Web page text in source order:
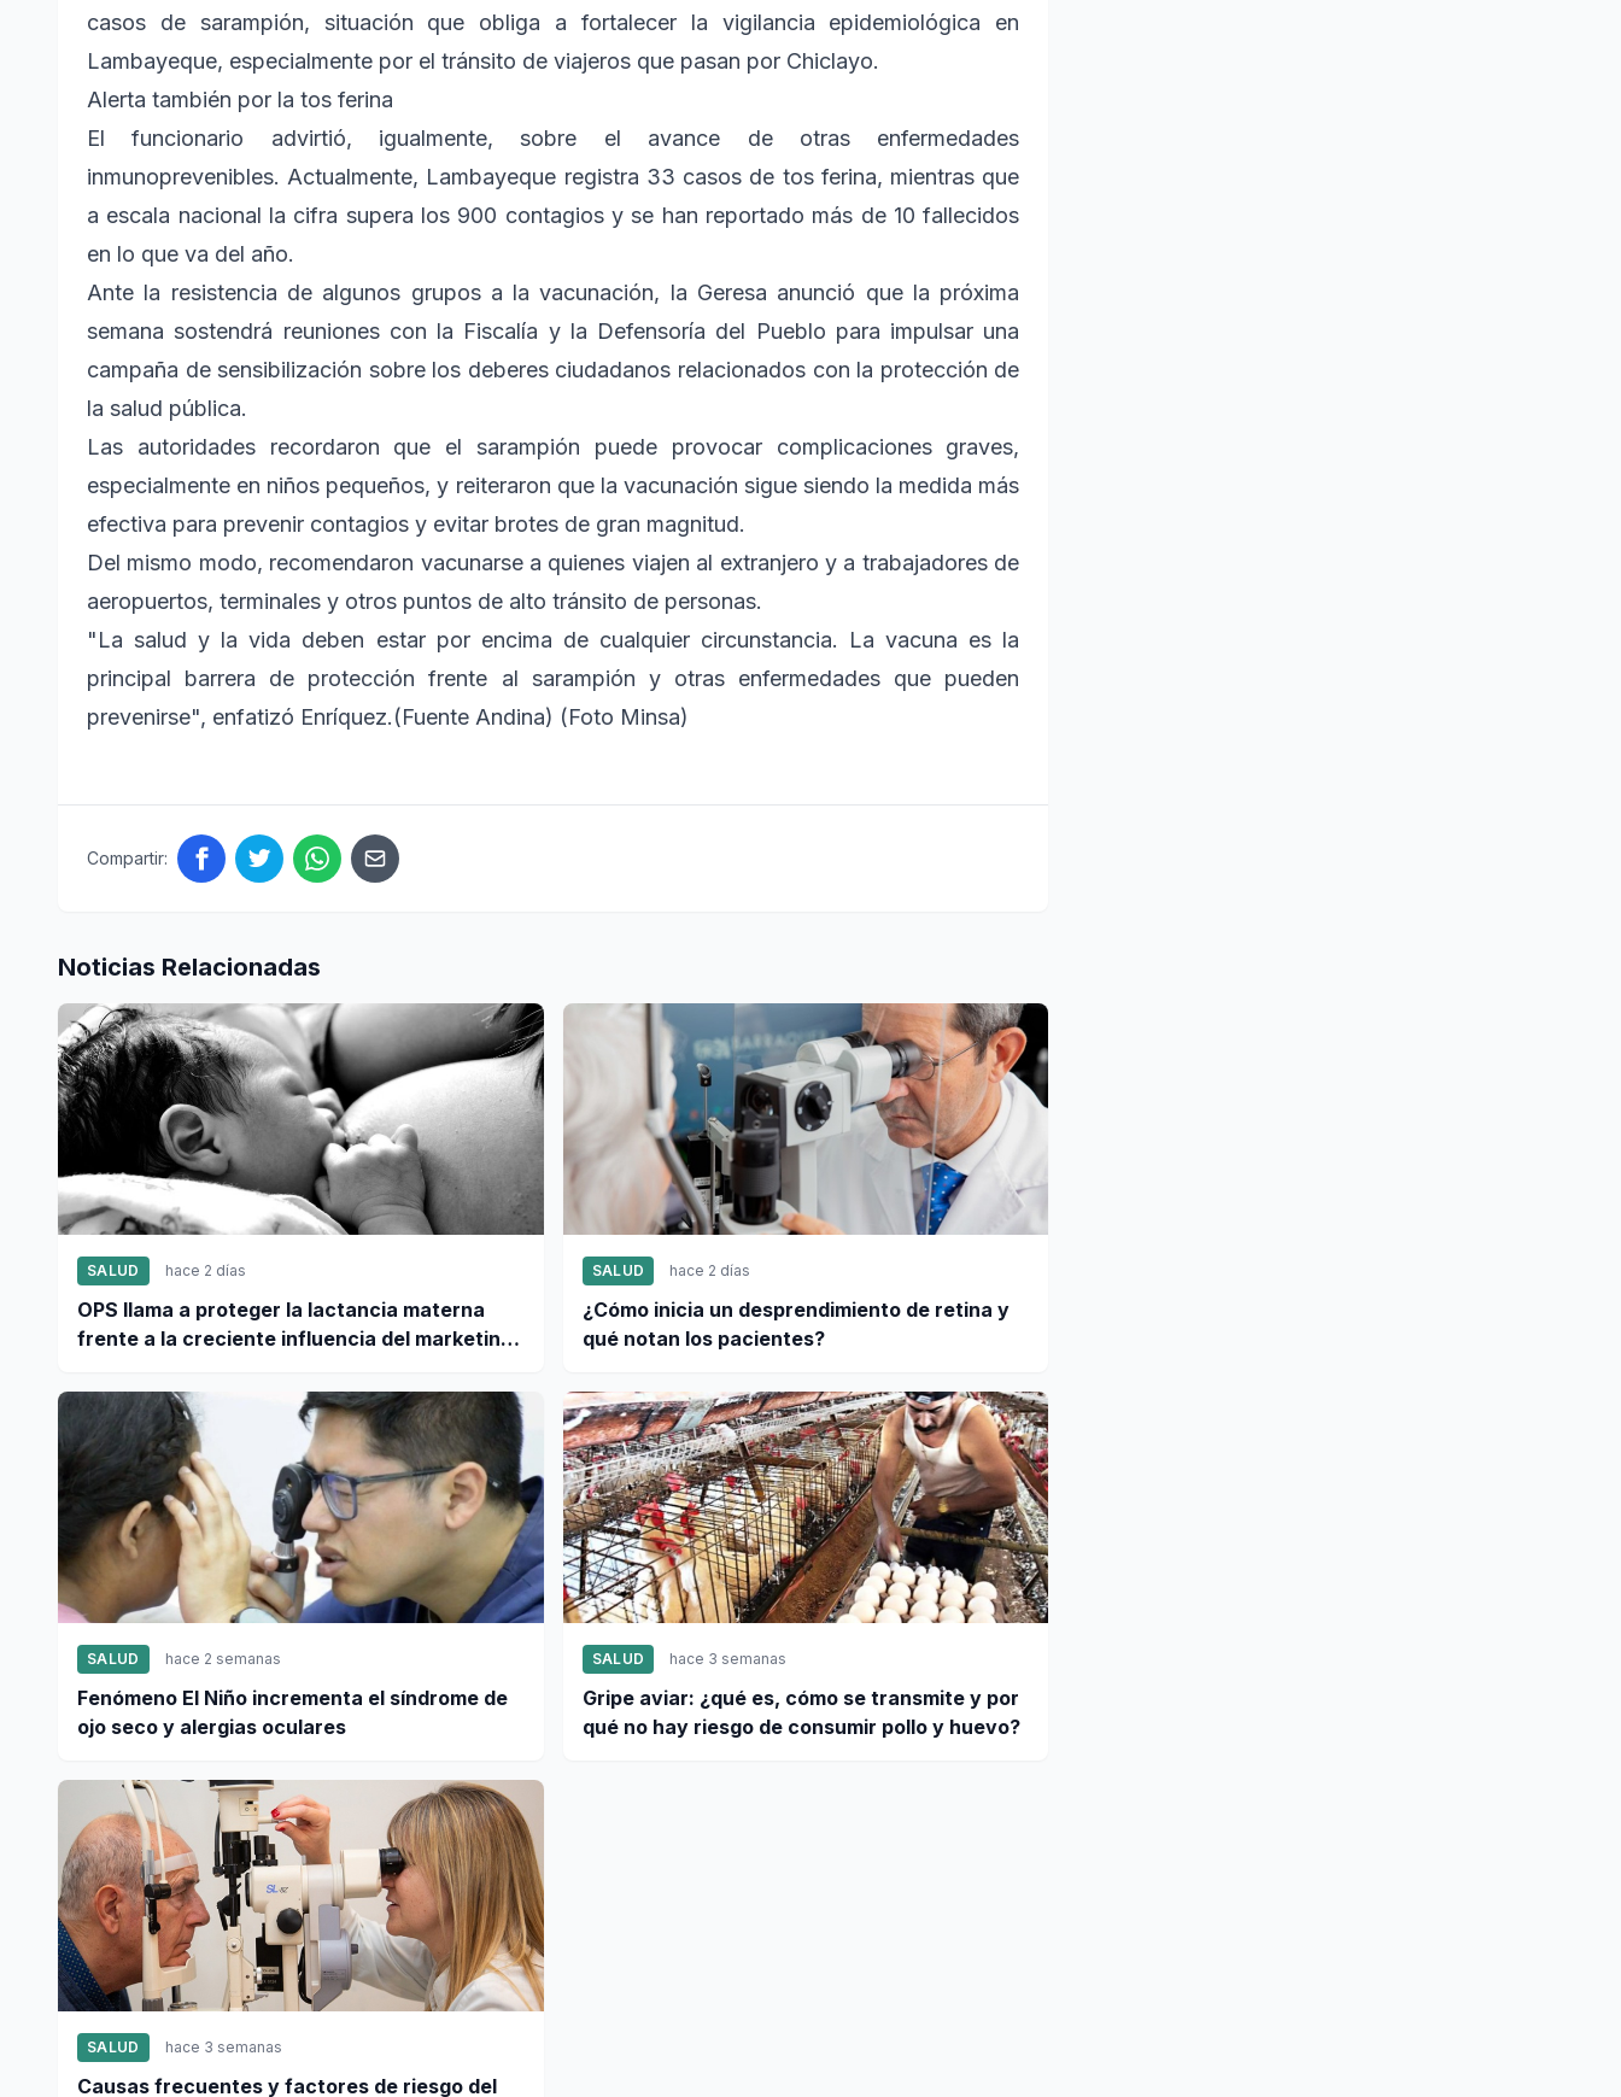
casos de sarampión, situación que obliga a fortalecer la vigilancia epidemiológica en
Lambayeque, especialmente por el tránsito de viajeros que pasan por Chiclayo.
Alerta también por la tos ferina
El funcionario advirtió, igualmente, sobre el avance de otras enfermedades
inmunoprevenibles. Actualmente, Lambayeque registra 33 casos de tos ferina, mientras que
a escala nacional la cifra supera los 900 contagios y se han reportado más de 10 fallecidos
en lo que va del año.
Ante la resistencia de algunos grupos a la vacunación, la Geresa anunció que la próxima
semana sostendrá reuniones con la Fiscalía y la Defensoría del Pueblo para impulsar una
campaña de sensibilización sobre los deberes ciudadanos relacionados con la protección de
la salud pública.
Las autoridades recordaron que el sarampión puede provocar complicaciones graves,
especialmente en niños pequeños, y reiteraron que la vacunación sigue siendo la medida más
efectiva para prevenir contagios y evitar brotes de gran magnitud.
Del mismo modo, recomendaron vacunarse a quienes viajen al extranjero y a trabajadores de
aeropuertos, terminales y otros puntos de alto tránsito de personas.
"La salud y la vida deben estar por encima de cualquier circunstancia. La vacuna es la
principal barrera de protección frente al sarampión y otras enfermedades que pueden
prevenirse", enfatizó Enríquez.(Fuente Andina) (Foto Minsa)
Compartir:
Noticias Relacionadas
SALUD hace 2 días
OPS llama a proteger la lactancia materna
frente a la creciente influencia del marketing
SALUD hace 2 días
¿Cómo inicia un desprendimiento de retina y
qué notan los pacientes?
SALUD hace 2 semanas
Fenómeno El Niño incrementa el síndrome de
ojo seco y alergias oculares
SALUD hace 3 semanas
Gripe aviar: ¿qué es, cómo se transmite y por
qué no hay riesgo de consumir pollo y huevo?
SALUD hace 3 semanas
Causas frecuentes y factores de riesgo del